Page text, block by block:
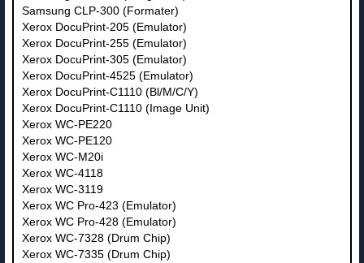
Samsung CLP-300 (Formater)
Xerox DocuPrint-205 (Emulator)
Xerox DocuPrint-255 (Emulator)
Xerox DocuPrint-305 (Emulator)
Xerox DocuPrint-4525 (Emulator)
Xerox DocuPrint-C1110 (Bl/M/C/Y)
Xerox DocuPrint-C1110 (Image Unit)
Xerox WC-PE220
Xerox WC-PE120
Xerox WC-M20i
Xerox WC-4118
Xerox WC-3119
Xerox WC Pro-423 (Emulator)
Xerox WC Pro-428 (Emulator)
Xerox WC-7328 (Drum Chip)
Xerox WC-7335 (Drum Chip)